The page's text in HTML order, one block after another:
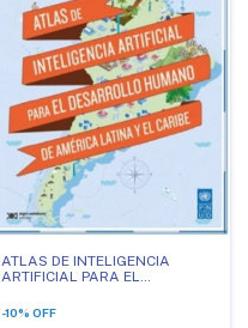
ATLAS DE INTELIGENCIA
ARTIFICIAL PARA EL
AMERICA LATINA Y EL CARIBE
-10% OFF